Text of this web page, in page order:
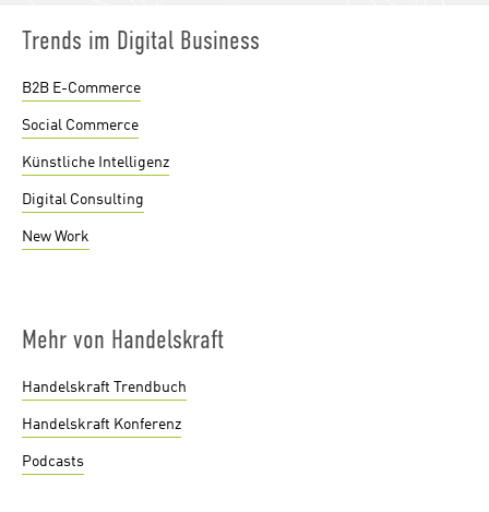
Trends im Digital Business
B2B E-Commerce
Social Commerce
Künstliche Intelligenz
Digital Consulting
New Work
Mehr von Handelskraft
Handelskraft Trendbuch
Handelskraft Konferenz
Podcasts